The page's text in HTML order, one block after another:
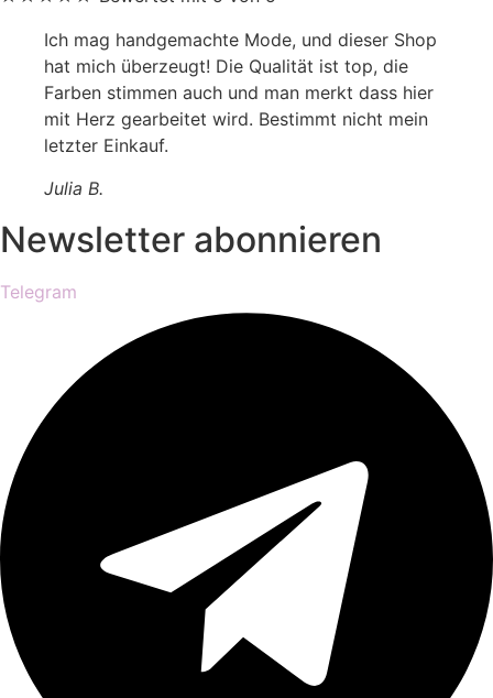
Ich mag handgemachte Mode, und dieser Shop
hat mich überzeugt! Die Qualität ist top, die
Farben stimmen auch und man merkt dass hier
mit Herz gearbeitet wird. Bestimmt nicht mein
letzter Einkauf.
Julia B.
Newsletter abonnieren
Telegram